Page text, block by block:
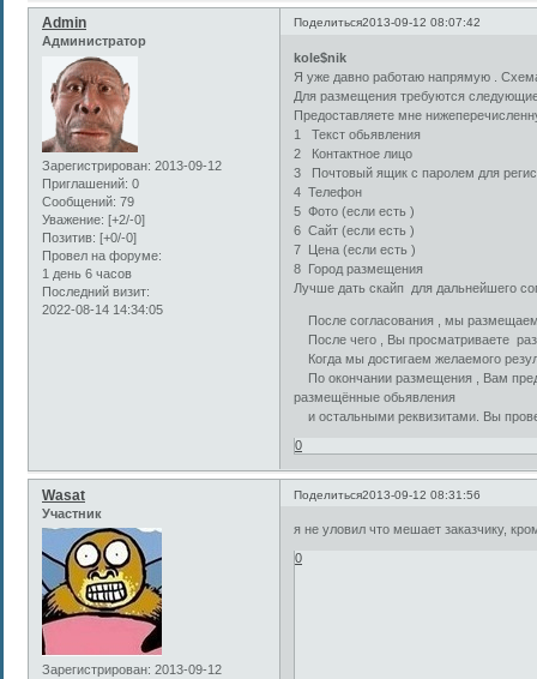
Поделиться2013-09-12 08:07:42
Admin
Администратор
Зарегистрирован: 2013-09-12
Приглашений: 0
Сообщений: 79
Уважение: [+2/-0]
Позитив: [+0/-0]
Провел на форуме:
1 день 6 часов
Последний визит:
2022-08-14 14:34:05
kole$nik
Я уже давно работаю напрямую .
Для размещения требуются
Предоставляете мне
1 Текст обьявления
2 Контактное лицо
3 Почтовый ящик с паролем для
4 Телефон
5 Фото (если есть )
6 Сайт (если есть )
7 Цена (если есть )
8 Город размещения
Лучше дать скайп для дальнейшего
После согласования , мы
После чего , Вы просматриваете
Когда мы достигаем желаемого
По окончании размещения , Вам
размещённые обьявления
и остальными реквизитами. Вы
0
Поделиться2013-09-12 08:31:56
Wasat
Участник
Зарегистрирован: 2013-09-12
я не уловил что мешает заказчику,
0